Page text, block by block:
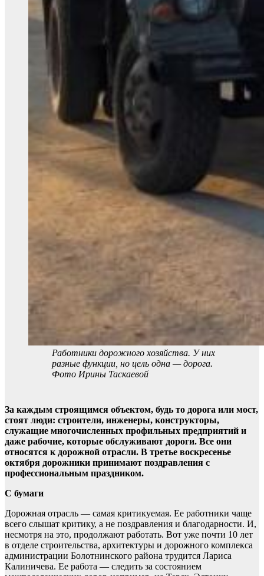
Работники дорожного хозяйства. У них
разные функции, но цель одна — дорога.
Фото Ирины Таскаевой
За каждым строящимся объектом, будь то дорога или мост,
стоят люди: строители, инженеры, конструкторы,
служащие многочисленных профильных предприятий и
даже рабочие, которые обслуживают дороги. Все они
относятся к дорожной отрасли. В третье воскресенье
октября дорожники принимают поздравления с
профессиональным праздником.
С бумаги
Дорожная отрасль — самая критикуемая. Ее работники чаще
всего слышат критику, а не поздравления и благодарности. И,
несмотря на это, продолжают работать. Вот уже почти 10 лет
в отделе строительства, архитектуры и дорожного комплекса
администрации Болотнинского района трудится Лариса
Калиничева. Ее работа — следить за состоянием